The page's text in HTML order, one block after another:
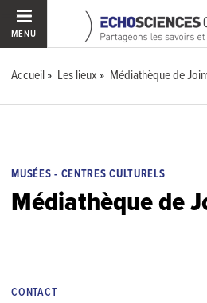
MENU
Accueil Les lieux Médiathèque de
MUSÉES - CENTRES CULTURELS
Médiathèque de
CONTACT